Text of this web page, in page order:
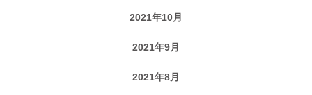
2021年10月
2021年9月
2021年8月